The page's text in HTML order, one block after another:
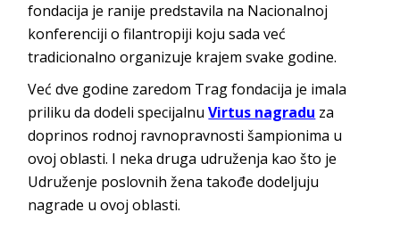
fondacija je ranije predstavila na Nacionalnoj
konferenciji o filantropiji koju sada već
tradicionalno organizuje krajem svake godine.
Već dve godine zaredom Trag fondacija je imala
priliku da dodeli specijalnuVirtus nagradu za
doprinos rodnoj ravnopravnosti šampionima u
ovoj oblasti. I neka druga udruženja kao što je
Udruženje poslovnih žena takođe dodeljuju
nagrade u ovoj oblasti.